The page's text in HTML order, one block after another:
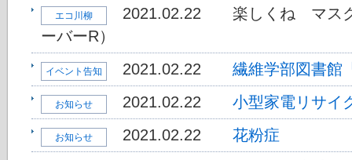
エコ川柳 2021.02.22 楽しくね マス
ーバーR）
イベント告知 2021.02.22 繊維学部図書館
お知らせ 2021.02.22 小型家電リサイ
お知らせ 2021.02.22 花粉症